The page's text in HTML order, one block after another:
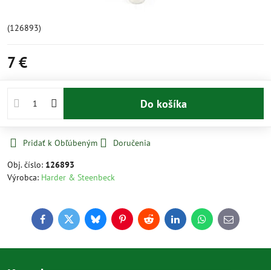
(126893)
7 €
Do košíka
Pridať k Obľúbeným
Doručenia
Obj. číslo: 126893
Výrobca: Harder & Steenbeck
FacebookTwitterBlueskyPinterestReddit LinkedInWhatsApp
E-
mail